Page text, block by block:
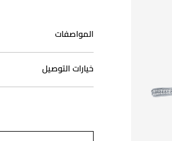
المواصفات
خيارات التوصيل